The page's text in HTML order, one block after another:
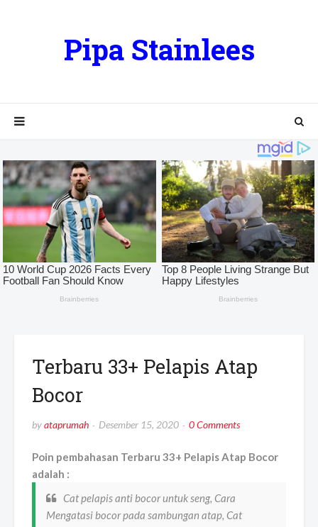
Pipa Stainlees
Terbaru 33+ Pelapis Atap
Bocor
byataprumah Desember 15, 2020 0 Comments
Poin pembahasan Terbaru 33+ Pelapis Atap Bocor
adalah :
Cat pelapis anti bocor untuk seng, Cara
Mengatasi bocor pada sambungan atap, Cat